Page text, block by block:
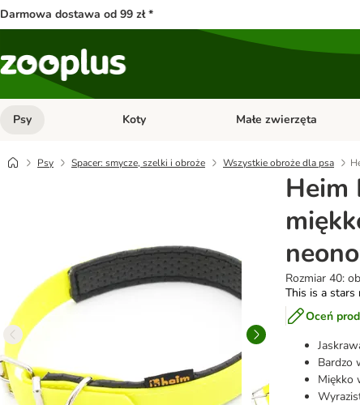
Darmowa dostawa od 99 zł *
Psy Otwórz menu kategorii: Psy
Koty Otwórz menu kategorii: Koty
Małe zwierzęta
Psy Spacer: smycze, szelki i obroże Wszystkie obroże dla psa
Heim
Rozmiar 40:
This is a stars
Oceń
Bardzo
Miękko